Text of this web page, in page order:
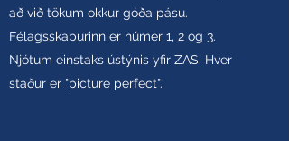
að við tökum okkur góða pásu.
Félagsskapurinn er númer 1, 2 og 3.
Njótum einstaks ústýnis yfir ZAS. Hver
staður er "picture perfect".